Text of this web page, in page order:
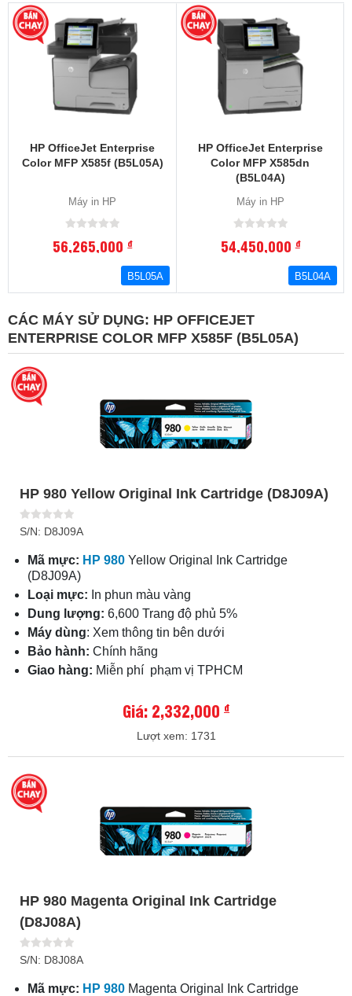
HP OfficeJet Enterprise
Color MFP X585f (B5L05A)
Máy in HP
56,265,000đ
B5L05A
HP OfficeJet Enterprise
Color MFP X585dn
(B5L04A)
Máy in HP
54,450,000đ
B5L04A
CÁC MÁY SỬ DỤNG: HP OFFICEJET
ENTERPRISE COLOR MFP X585F (B5L05A)
HP 980 Yellow Original Ink Cartridge (D8J09A)
S/N: D8J09A
Mã mực: HP 980 Yellow Original Ink Cartridge
(D8J09A)
Loại mực: In phun màu vàng
Dung lượng: 6,600 Trang độ phủ 5%
Máy dùng: Xem thông tin bên dưới
Bảo hành: Chính hãng
Giao hàng: Miễn phí phạm vị TPHCM
Giá: 2,332,000 đ
Lượt xem: 1731
HP 980 Magenta Original Ink Cartridge
(D8J08A)
S/N: D8J08A
Mã mực: HP 980 Magenta Original Ink Cartridge